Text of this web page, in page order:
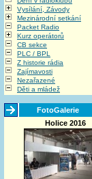
Vysílání, Závody
Mezinárodní setkání
Packet Radio
Kurz operátorů
CB sekce
PLC / BPL
Z historie rádia
Zajímavosti
Nezařazené
Děti a mládež
FotoGalerie
Holice 2016